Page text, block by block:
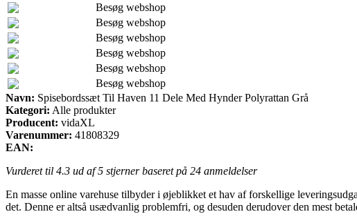
Besøg webshop
Besøg webshop
Besøg webshop
Besøg webshop
Besøg webshop
Besøg webshop
Navn: Spisebordssæt Til Haven 11 Dele Med Hynder Polyrattan Grå
Kategori: Alle produkter
Producent: vidaXL
Varenummer: 41808329
EAN:
Vurderet til 4.3 ud af 5 stjerner baseret på 24 anmeldelser
En masse online varehuse tilbyder i øjeblikket et hav af forskellige
det. Denne er altså usædvanlig problemfri, og desuden derudover den mest